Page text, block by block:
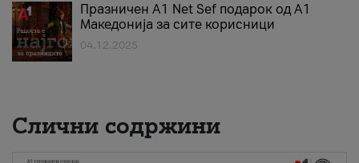
Празничен A1 Net Sеf подарок од А1
Македонија за сите корисници
04.12.2025
Слични содржини